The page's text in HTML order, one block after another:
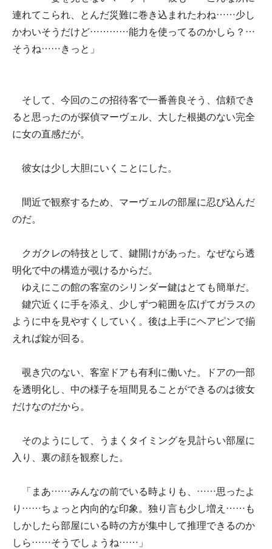
連れてこられ、とんだ災難に巻き込まれたわね……少し
かわいそうだけど…………能力を使ってるのかしら？…
そうね……きっと」
そして、今回のこの招待客で一番善良そう、信頼でき
ると思ったのが探偵マーヴェル、大した根拠のない完全
に女の直感だが。
彼女は少し大胆にいくことにした。
間近で観察するため、マーヴェルの部屋に忍び込んだ
のだ。
クガクレの特技として、鍵開けがあった。なぜなら透
明化で中の構造が覗けるからだ。
ゆえにこの館の客室のシリンダー鍵はとても簡単だ。
鍵穴近くに手を添え、少しずつ範囲を広げてガラスの
ように中を見やすくしていく。後は上手にヘアピンで揃
えれば錠が回る。
覗き穴のない、客室ドアも有利に働いた。ドアの一部
を透明化し、中の様子を垣間見ることができるのは彼女
だけなのだから。
そのようにして、うまくタイミングを見計らい部屋に
入り、裏の顔を観察した。
「まあ……みんなの前でいる時よりも、……思ったよ
り……ちょっと内向的な印象。独り言も少し増え……も
しかしたら部屋にいる時の方が集中して推理できるのか
しら……そうでしょうね……」